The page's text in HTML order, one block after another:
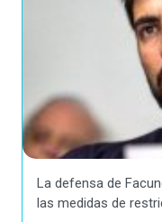
La defensa de
las medidas de